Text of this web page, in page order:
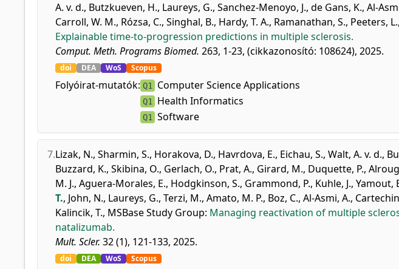
A. v. d., Butzkueven, H., Laureys, G., Sanchez-Menoyo, J., de Gans, K., Al-
Carroll, W. M., Rózsa, C., Singhal, B., Hardy, T. A., Ramanathan, S., Peeters, L.,
Explainable time-to-progression predictions in multiple sclerosis.
Comput. Meth. Programs Biomed. 263, 1-23, (cikkazonosító: 108624), 2025.
doi DEA WoS Scopus
Folyóirat-mutatók: Q1 Computer Science Applications
Q1 Health Informatics
Q1 Software
7.Lizak, N., Sharmin, S., Horakova, D., Havrdova, E., Eichau, S., Walt, A. v. d.,
Buzzard, K., Skibina, O., Gerlach, O., Prat, A., Girard, M., Duquette, P.,
M. J., Aguera-Morales, E., Hodgkinson, S., Grammond, P., Kuhle, J., Yamout,
T., John, N., Laureys, G., Terzi, M., Amato, M. P., Boz, C., Al-Asmi, A.,
Kalincik, T., MSBase Study Group: Managing reactivation of multiple
natalizumab.
Mult. Scler. 32 (1), 121-133, 2025.
doi DEA WoS Scopus